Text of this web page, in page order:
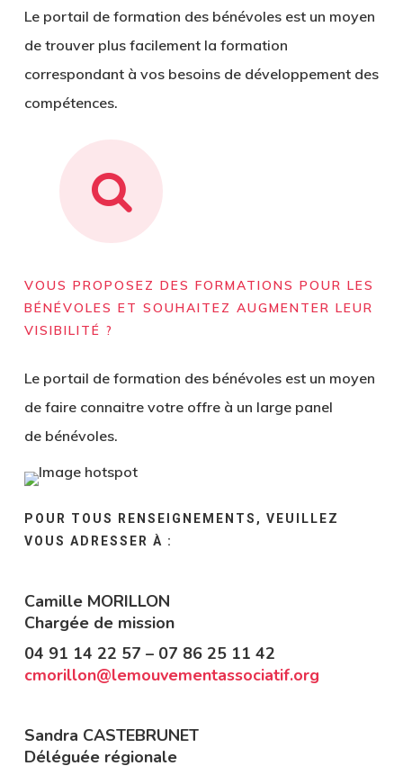
Le portail de formation des bénévoles est un moyen
de trouver plus facilement la formation
correspondant à vos besoins de développement des
compétences.
VOUS PROPOSEZ DES FORMATIONS POUR LES
BÉNÉVOLES ET SOUHAITEZ AUGMENTER LEUR
VISIBILITÉ ?
Le portail de formation des bénévoles est un moyen
de faire connaitre votre offre à un large panel
de bénévoles.
POUR TOUS RENSEIGNEMENTS, VEUILLEZ
VOUS ADRESSER À :
Camille MORILLON
Chargée de mission
04 91 14 22 57 – 07 86 25 11 42
cmorillon@lemouvementassociatif.org
Sandra CASTEBRUNET
Déléguée régionale